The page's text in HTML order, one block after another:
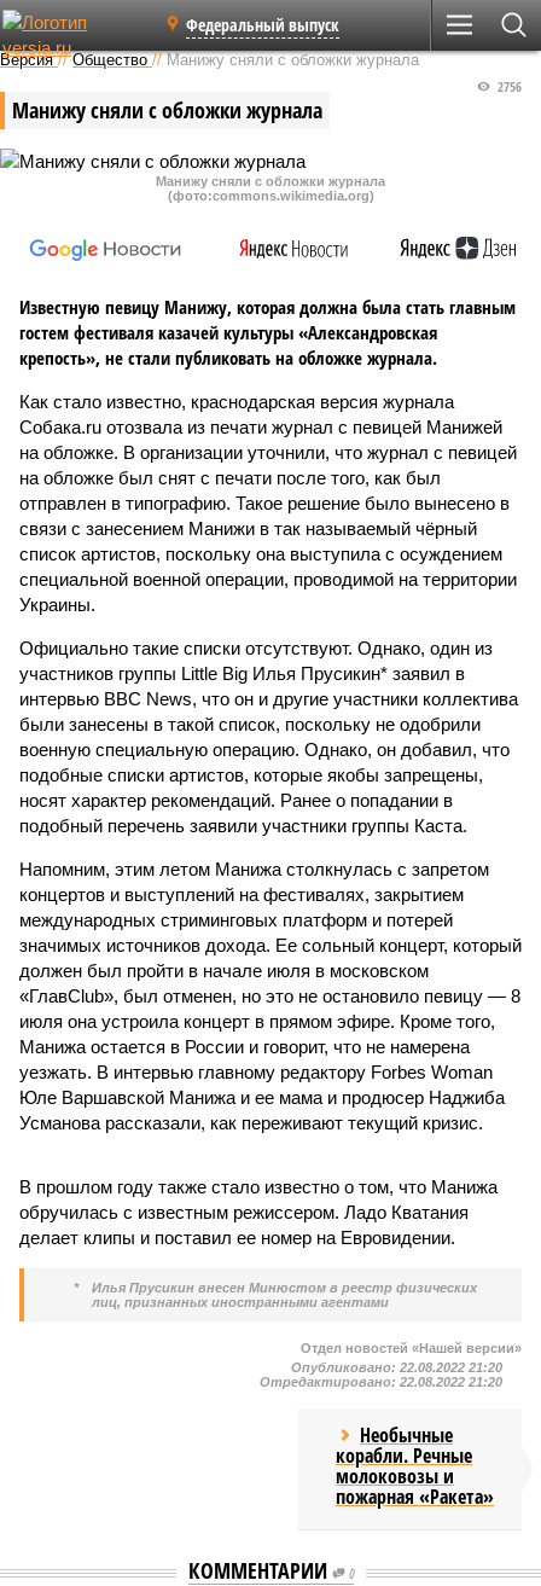
Федеральный выпуск
Версия //Общество //Манижу сняли с обложки журнала
Манижу сняли с обложки журнала
2756
Манижу сняли с обложки журнала
(фото:commons.wikimedia.org)
Известную певицу Манижу, которая должна была стать главным
гостем фестиваля казачей культуры «Александровская
крепость», не стали публиковать на обложке журнала.
Как стало известно, краснодарская версия журнала
Собака.ru отозвала из печати журнал с певицей Манижей
на обложке. В организации уточнили, что журнал с певицей
на обложке был снят с печати после того, как был
отправлен в типографию. Такое решение было вынесено в
связи с занесением Манижи в так называемый чёрный
список артистов, поскольку она выступила с осуждением
специальной военной операции, проводимой на территории
Украины.
Официально такие списки отсутствуют. Однако, один из
участников группы Little Big Илья Прусикин* заявил в
интервью BBC News, что он и другие участники коллектива
были занесены в такой список, поскольку не одобрили
военную специальную операцию. Однако, он добавил, что
подобные списки артистов, которые якобы запрещены,
носят характер рекомендаций. Ранее о попадании в
подобный перечень заявили участники группы Каста.
Напомним, этим летом Манижа столкнулась с запретом
концертов и выступлений на фестивалях, закрытием
международных стриминговых платформ и потерей
значимых источников дохода. Ее сольный концерт, который
должен был пройти в начале июля в московском
«ГлавСlub», был отменен, но это не остановило певицу — 8
июля она устроила концерт в прямом эфире. Кроме того,
Манижа остается в России и говорит, что не намерена
уезжать. В интервью главному редактору Forbes Woman
Юле Варшавской Манижа и ее мама и продюсер Наджиба
Усманова рассказали, как переживают текущий кризис.
В прошлом году также стало известно о том, что Манижа
обручилась с известным режиссером. Ладо Кватания
делает клипы и поставил ее номер на Евровидении.
*
Илья Прусикин внесен Минюстом в реестр физических
лиц, признанных иностранными агентами
Отдел новостей «Нашей версии»
Опубликовано: 22.08.2022 21:20
Отредактировано: 22.08.2022 21:20
Необычные
корабли. Речные
молоковозы и
пожарная «Ракета»
КОММЕНТАРИИ 0